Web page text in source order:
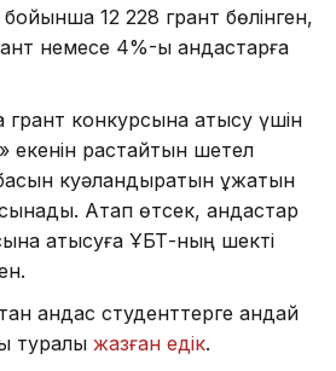
12 228 грант бөлінген,
немесе 4%-ы қандастарға
конкурсына қатысу үшін
екенін растайтын шетел
куәландыратын құжатын
Атап өтсек, қандастар
қатысуға ҰБТ-ның шекті
қандас студенттерге қандай
туралы жазған едік.